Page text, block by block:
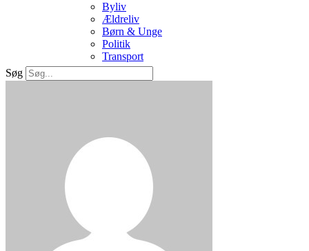
Byliv
Ældreliv
Børn & Unge
Politik
Transport
Søg